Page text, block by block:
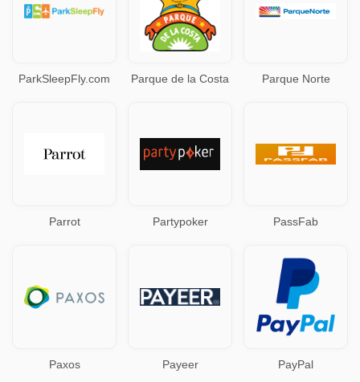
ParkSleepFly.com Parque de la Costa Parque Norte
Parrot Partypoker PassFab
Paxos Payeer PayPal